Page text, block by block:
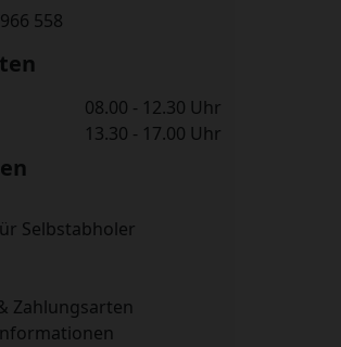
558
08.00 - 12.30 Uhr
13.30 - 17.00 Uhr
Selbstabholer
Zahlungsarten